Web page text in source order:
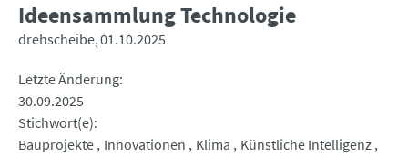
Ideensammlung Technologie
drehscheibe 01.10.2025
Letzte Änderung
30.09.2025
Stichwort(e)
Bauprojekte Innovationen Klima
Künstliche Intelligenz